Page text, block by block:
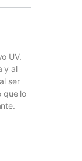
UV.
y al
ser
que lo